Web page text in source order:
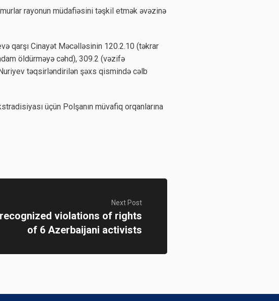
rayonun müdafiəsini təşkil etmək əvəzinə
qarşı Cinayət Məcəlləsinin 120.2.10 (təkrar
öldürməyə cəhd), 309.2 (vəzifə
təqsirləndirilən şəxs qismində cəlb
üçün Polşanın müvafiq orqanlarına
Next Post
recognized violations of rights
of 6 Azerbaijani activists